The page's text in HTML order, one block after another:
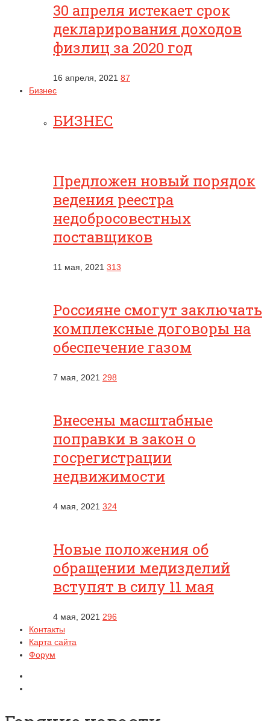
30 апреля истекает срок
декларирования доходов
физлиц за 2020 год
16 апреля, 2021 87
Бизнес
БИЗНЕС
Предложен новый порядок
ведения реестра
недобросовестных
поставщиков
11 мая, 2021 313
Россияне смогут заключать
комплексные договоры на
обеспечение газом
7 мая, 2021 298
Внесены масштабные
поправки в закон о
госрегистрации
недвижимости
4 мая, 2021 324
Новые положения об
обращении медизделий
вступят в силу 11 мая
4 мая, 2021 296
Контакты
Карта сайта
Форум